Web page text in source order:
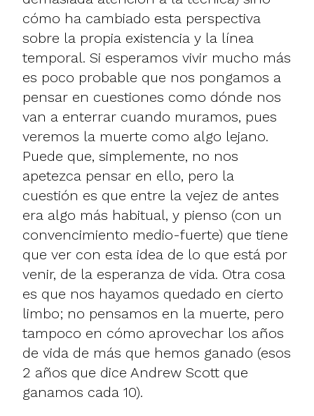
cómo ha cambiado esta perspectiva
sobre la propia existencia y la línea
temporal. Si esperamos vivir mucho más
es poco probable que nos pongamos a
pensar en cuestiones como dónde nos
van a enterrar cuando muramos, pues
veremos la muerte como algo lejano.
Puede que, simplemente, no nos
apetezca pensar en ello, pero la
cuestión es que entre la vejez de antes
era algo más habitual, y pienso (con un
convencimiento medio-fuerte) que tiene
que ver con esta idea de lo que está por
venir, de la esperanza de vida. Otra cosa
es que nos hayamos quedado en cierto
limbo; no pensamos en la muerte, pero
tampoco en cómo aprovechar los años
de vida de más que hemos ganado (esos
2 años que dice Andrew Scott que
ganamos cada 10).